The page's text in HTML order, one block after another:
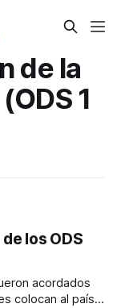
de la
1
los ODS
acordados
colocan al país